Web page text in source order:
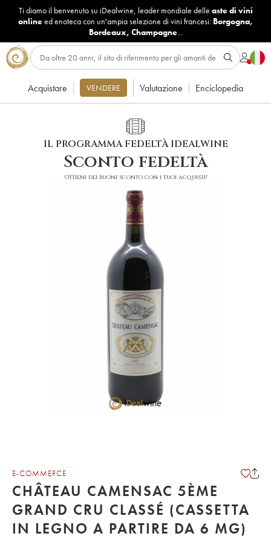
Ti diamo il benvenuto su iDealwine, leader mondiale delle aste di vini
onlineed enoteca con un'ampia selezione di vini francesi: Borgogna,
Bordeaux, Champagne...
Acquistare VENDERE Valutazione Enciclopedia
IL PROGRAMMA FEDELTÀ IDEALWINE
Sconto fedeltà
Ottieni dei buoni sconto con i tuoi acquisti!
E-COMMERCE
CHÂTEAU CAMENSAC 5ÈME
GRAND CRU CLASSÉ (CASSETTA
IN LEGNO A PARTIRE DA 6 MG)